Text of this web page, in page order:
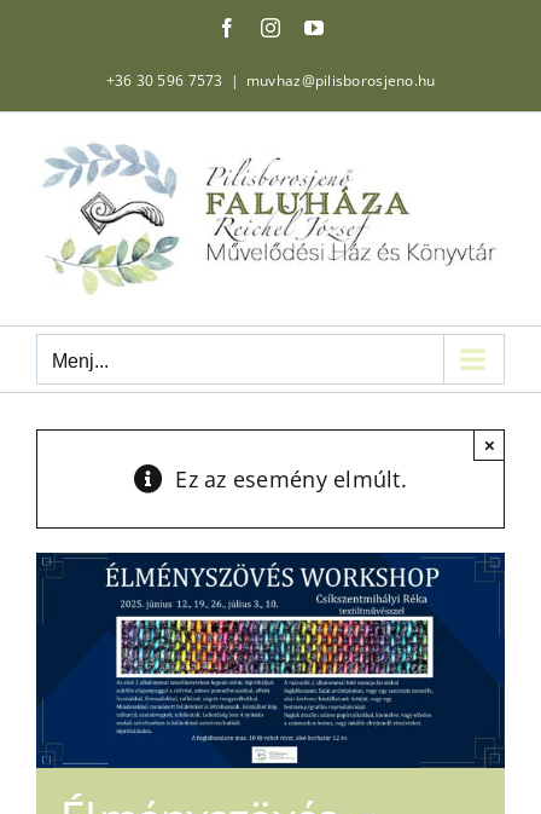
FacebookInstagramYouTube
+36 30 596 7573 | muvhaz@pilisborosjeno.hu
Menj...
Ez az esemény elmúlt.
×